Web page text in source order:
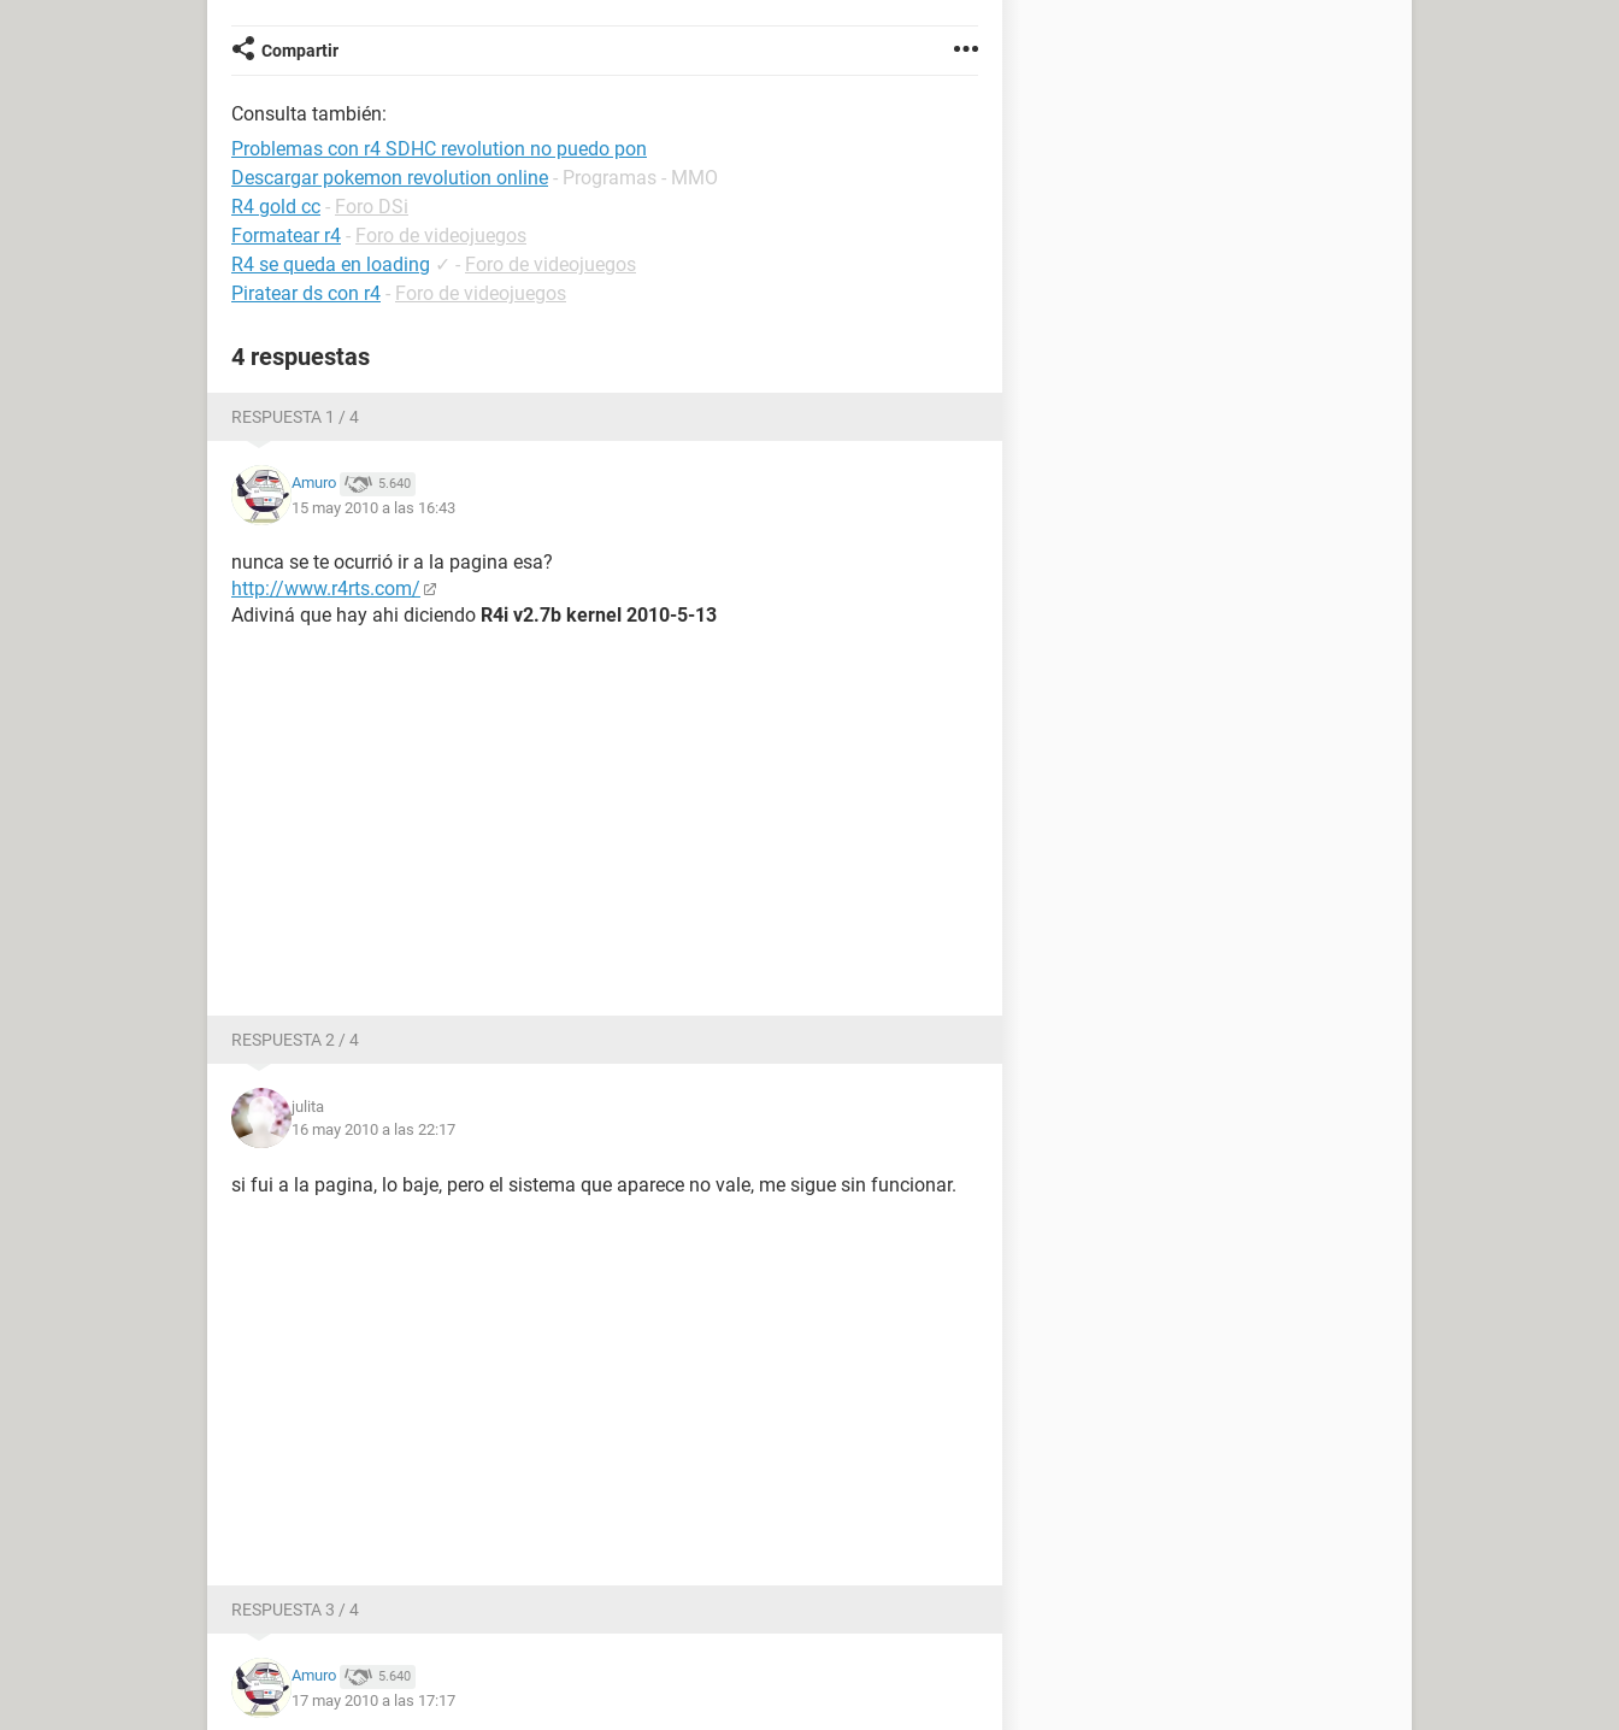
Compartir
Consulta también:
Problemas con r4 SDHC revolution no puedo pon
Descargar pokemon revolution online - Programas - MMO
R4 gold cc - Foro DSi
Formatear r4 - Foro de videojuegos
R4 se queda en loading ✓ - Foro de videojuegos
Piratear ds con r4 - Foro de videojuegos
4 respuestas
RESPUESTA 1 / 4
Amuro 5.640
15 may 2010 a las 16:43
nunca se te ocurrió ir a la pagina esa?
http://www.r4rts.com/
Adiviná que hay ahi diciendo R4i v2.7b kernel 2010-5-13
RESPUESTA 2 / 4
julita
16 may 2010 a las 22:17
si fui a la pagina, lo baje, pero el sistema que aparece no vale, me sigue sin funcionar.
RESPUESTA 3 / 4
Amuro 5.640
17 may 2010 a las 17:17